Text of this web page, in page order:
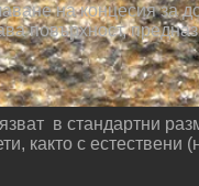
на концесия за
повърхност,
в стандартни
както с естествени